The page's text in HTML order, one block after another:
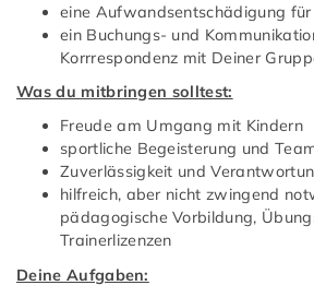
eine Aufwandsentschädigung
ein Buchungs- und
Korrrespondenz mit Deiner
Was du mitbringen solltest:
Freude am Umgang mit Kindern
sportliche Begeisterung und
Zuverlässigkeit und
hilfreich, aber nicht zwingend
pädagogische Vorbildung,
Trainerlizenzen
Deine Aufgaben: